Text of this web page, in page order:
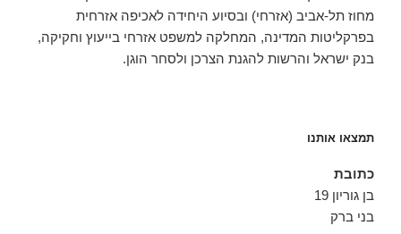
מחוז תל-אביב (אזרחי) ובסיוע היחידה לאכיפה אזרחית
בפרקליטות המדינה, המחלקה למשפט אזרחי בייעוץ וחקיקה,
בנק ישראל והרשות להגנת הצרכן ולסחר הוגן.
תמצאו אותנו
כתובת
בן גוריון 19
בני ברק